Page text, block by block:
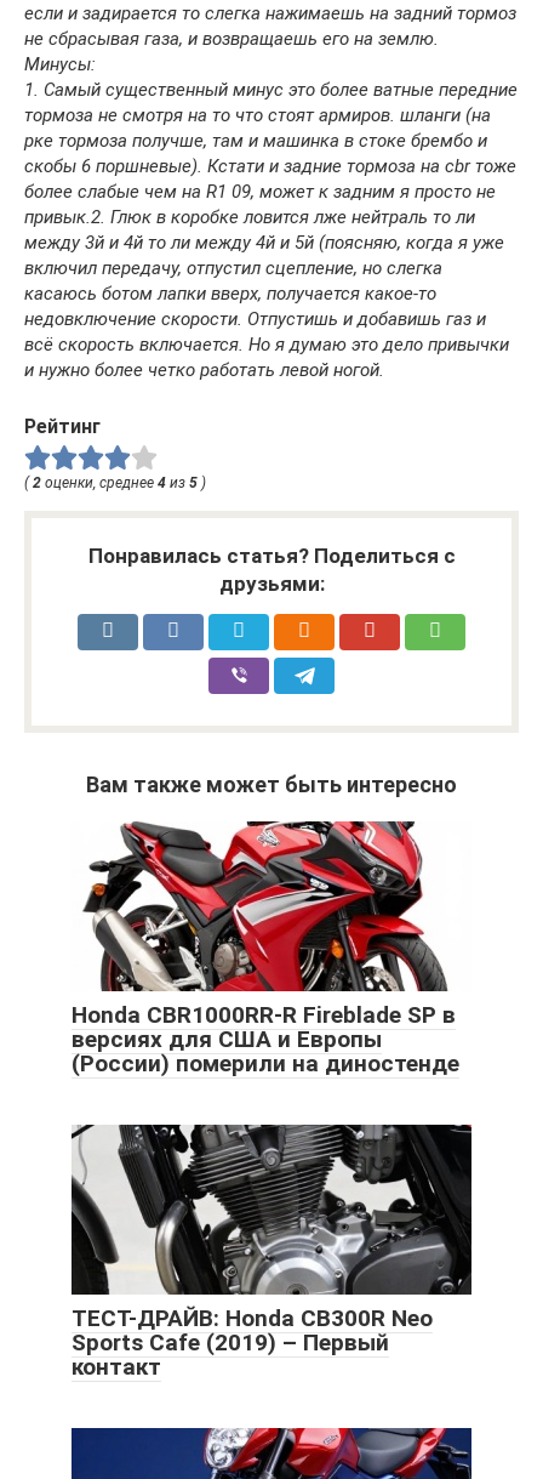
если и задирается то слегка нажимаешь на задний тормоз
не сбрасывая газа, и возвращаешь его на землю.
Минусы:
1. Самый существенный минус это более ватные передние
тормоза не смотря на то что стоят армиров. шланги (на
рке тормоза получше, там и машинка в стоке брембо и
скобы 6 поршневые). Кстати и задние тормоза на cbr тоже
более слабые чем на R1 09, может к задним я просто не
привык. 2. Глюк в коробке ловится лже нейтраль то ли
между 3й и 4й то ли между 4й и 5й (поясняю, когда я уже
включил передачу, отпустил сцепление, но слегка
касаюсь ботом лапки вверх, получается какое-то
недовключение скорости. Отпустишь и добавишь газ и
всё скорость включается. Но я думаю это дело привычки
и нужно более четко работать левой ногой.
Рейтинг
( 2 оценки, среднее 4 из 5 )
Понравилась статья? Поделиться с
друзьями:
Вам также может быть интересно
Honda CBR1000RR-R Fireblade SP в
версиях для США и Европы
(России) померили на диностенде
ТЕСТ-ДРАЙВ: Honda CB300R Neo
Sports Cafe (2019) – Первый
контакт